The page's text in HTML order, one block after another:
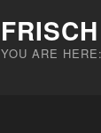
YOU ARE HERE: